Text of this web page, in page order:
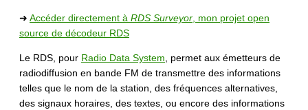
➜ Accéder directement à RDS Surveyor , mon projet open
source de décodeur RDS
Le RDS, pour Radio Data System , permet aux émetteurs de
radiodiffusion en bande FM de transmettre des informations
telles que le nom de la station, des fréquences alternatives,
des signaux horaires, des textes, ou encore des informations